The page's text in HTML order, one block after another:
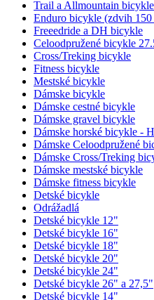
Trail a Allmountain
Enduro bicykle (zdvih
Freeedride a DH bicykle
Celoodpružené bicykle
Cross/Treking bicykle
Fitness bicykle
Mestské bicykle
Dámske bicykle
Dámske cestné bicykle
Dámske gravel bicykle
Dámske horské bicykle -
Dámske Celoodpružené
Dámske Cross/Treking
Dámske mestské bicykle
Dámske fitness bicykle
Detské bicykle
Odrážadlá
Detské bicykle 12"
Detské bicykle 16"
Detské bicykle 18"
Detské bicykle 20"
Detské bicykle 24"
Detské bicykle 26" a 27,5"
Detské bicykle 14"